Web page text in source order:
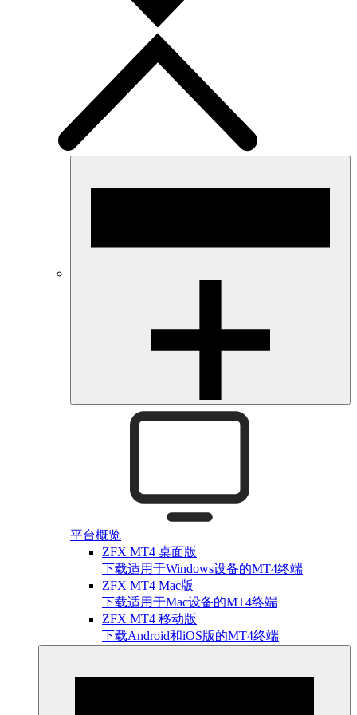
平台概览
ZFX MT4 桌面版
下载适用于Windows设备的MT4终端
ZFX MT4 Mac版
下载适用于Mac设备的MT4终端
ZFX MT4 移动版
下载Android和iOS版的MT4终端